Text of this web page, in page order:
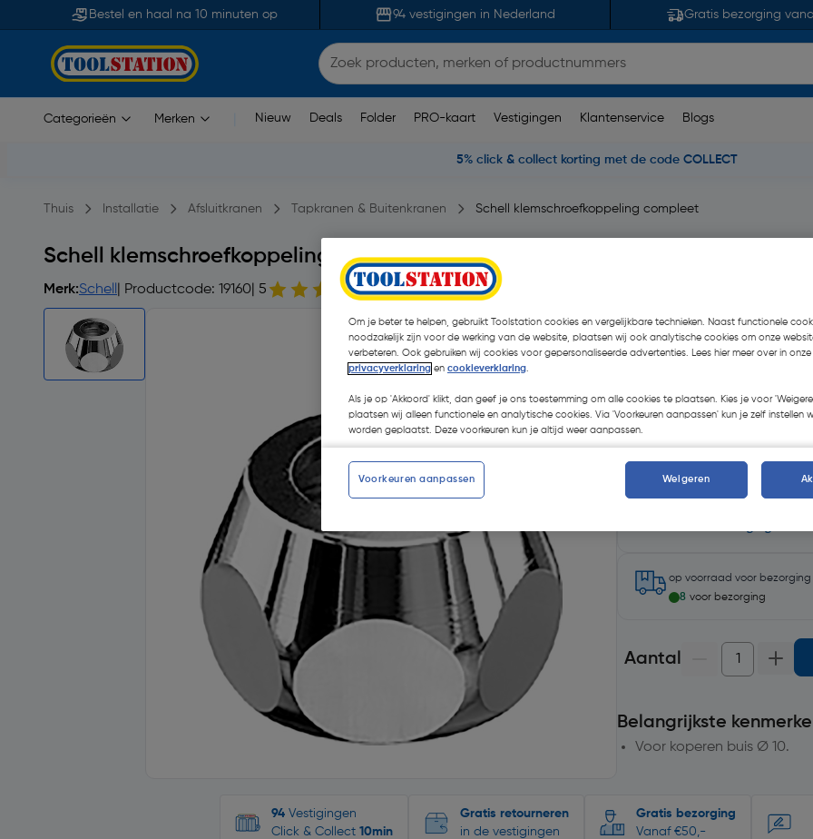
Bestel en haal na 10 minuten op 94 vestigingen in Nederland Gratis bezorging
Categorieën Merken Nieuw Deals Folder PRO-kaart Vestigingen Klantenservice Blogs
5% click & collect korting met de code COLLECT
Thuis Installatie Afsluitkranen Tapkranen & Buitenkranen Schell klemschroefkoppeling compleet
Schell klemschroefkoppeling compleet 3/8"x 10mm
Merk:Schell | Productcode: 19160 | 5 1 opmerking(en)| Stuk
€ 2,39| Excl. btw € 1,98
Selecteer winkel - Bekijk
op voorraad voor bezorging
8 voor bezorging
Aantal
Belangrijkste
Voor koperen buis Ø 10.
94 Vestigingen
Click & Collect 10min
Gratis retourneren
in de vestigingen
Gratis bezorging
Vanaf €50,-
Om je beter te helpen, gebruikt Toolstation cookies en vergelijkbare technieken. Naast functionele
noodzakelijk zijn voor de werking van de website, plaatsen wij ook analytische cookies om onze
verbeteren. Ook gebruiken wij cookies voor gepersonaliseerde advertenties. Lees hier meer over in onze
privacyverklaring en cookieverklaring.
Als je op 'Akkoord' klikt, dan geef je ons toestemming om alle cookies te plaatsen. Kies je voor
plaatsen wij alleen functionele en analytische cookies. Via 'Voorkeuren aanpassen' kun je zelf instellen
worden geplaatst. Deze voorkeuren kun je altijd weer aanpassen.
Voorkeuren aanpassen Weigeren